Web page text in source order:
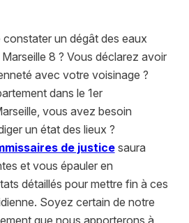
un dégât des eaux
8 ? Vous déclarez avoir
avec votre voisinage ?
dans le 1er
vous avez besoin
un état des lieux ?
de justicesaura
et vous épauler en
détaillés pour mettre fin à ces
Soyez certain de notre
que nous apporterons à